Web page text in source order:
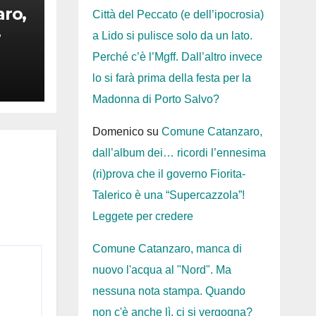
Città del Peccato (e dell’ipocrosia)
a Lido si pulisce solo da un lato.
Perché c’è l’Mgff. Dall’altro invece
lo si farà prima della festa per la
Madonna di Porto Salvo?
Domenicosu Comune Catanzaro,
dall’album dei… ricordi l’ennesima
(ri)prova che il governo Fiorita-
Talerico è una “Supercazzola”!
Leggete per credere
Comune Catanzaro, manca di
nuovo l'acqua al "Nord". Ma
nessuna nota stampa. Quando
non c'è anche lì, ci si vergogna?